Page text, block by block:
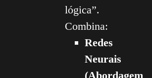
lógica”.
Combina:
Redes
Neurais
(Abordagem